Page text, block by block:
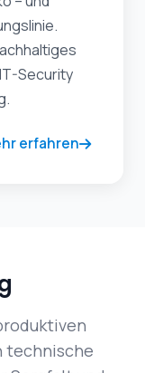
Security
erfahren
technische